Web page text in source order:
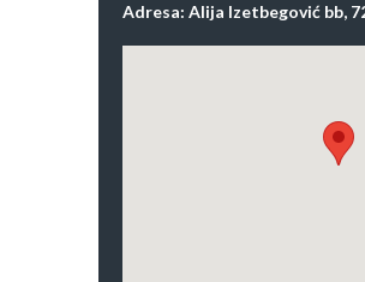
Adresa: Alija Izetbegović bb,